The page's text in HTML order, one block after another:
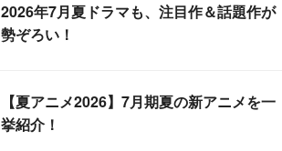
2026年7月夏ドラマも、注目作＆話題作が
勢ぞろい！
【夏アニメ2026】7月期夏の新アニメを一
挙紹介！